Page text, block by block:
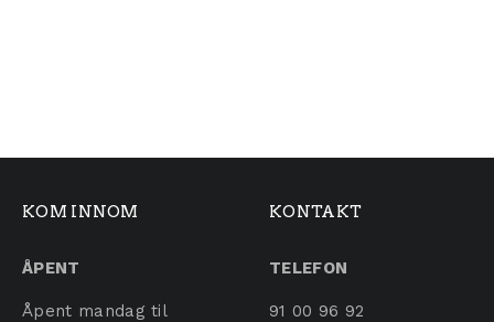
KOM INNOM
ÅPENT
Åpent mandag til
KONTAKT
TELEFON
91 00 96 92